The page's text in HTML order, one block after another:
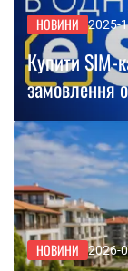
НОВИНИ 2025-
Купити SIM-
замовлення
НОВИНИ 2026-